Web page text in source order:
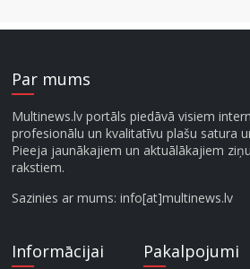
Par mums
Multinews.lv portāls piedāvā visiem
profesionālu un kvalitatīvu plašu satura
Pieeja jaunākajiem un aktuālākajiem
rakstiem.
Sazinies ar mums: info[at]multinews.lv
Informācijai Pakalpojumi